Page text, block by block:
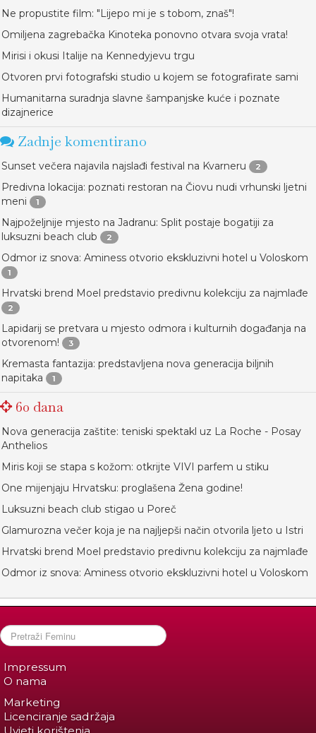
Ne propustite film: "Lijepo mi je s tobom, znaš"!
Omiljena zagrebačka Kinoteka ponovno otvara svoja vrata!
Mirisi i okusi Italije na Kennedyjevu trgu
Otvoren prvi fotografski studio u kojem se fotografirate sami
Humanitarna suradnja slavne šampanjske kuće i poznate
dizajnerice
Zadnje komentirano
Sunset večera najavila najslađi festival na Kvarneru 2
Predivna lokacija: poznati restoran na Čiovu nudi vrhunski ljetni
meni
1
Najpoželjnije mjesto na Jadranu: Split postaje bogatiji za
luksuzni beach club
2
Odmor iz snova: Aminess otvorio ekskluzivni hotel u Voloskom
1
Hrvatski brend Moel predstavio predivnu kolekciju za najmlađe
2
Lapidarij se pretvara u mjesto odmora i kulturnih događanja na
otvorenom!
3
Kremasta fantazija: predstavljena nova generacija biljnih
napitaka
1
60 dana
Nova generacija zaštite: teniski spektakl uz La Roche - Posay
Anthelios
Miris koji se stapa s kožom: otkrijte VIVI parfem u stiku
One mijenjaju Hrvatsku: proglašena Žena godine!
Luksuzni beach club stigao u Poreč
Glamurozna večer koja je na najljepši način otvorila ljeto u Istri
Hrvatski brend Moel predstavio predivnu kolekciju za najmlađe
Odmor iz snova: Aminess otvorio ekskluzivni hotel u Voloskom
Impressum
O nama
Marketing
Licenciranje sadržaja